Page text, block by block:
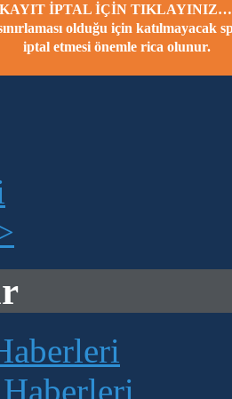
KAYIT İPTAL İÇİN
olduğu için katılmayacak
iptal etmesi önemle rica olunur.